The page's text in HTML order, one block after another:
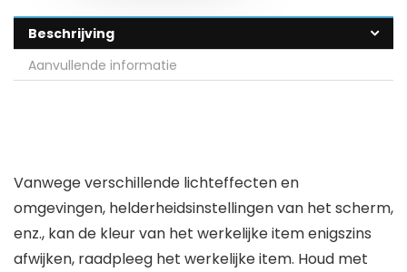
Beschrijving
Aanvullende informatie
Vanwege verschillende lichteffecten en
omgevingen, helderheidsinstellingen van het scherm,
enz., kan de kleur van het werkelijke item enigszins
afwijken, raadpleeg het werkelijke item. Houd met